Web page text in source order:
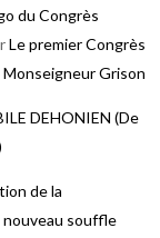
du Congrès
Le premier Congrès
Grison
DEHONIEN (De
de la
souffle